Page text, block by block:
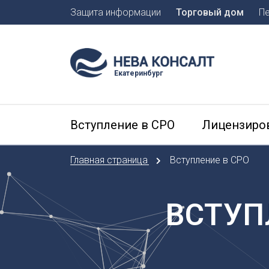
Б
В
Защита информации Торговый дом
Екатеринбург
Вступление в СРО
Главная страница Вступление в СРО